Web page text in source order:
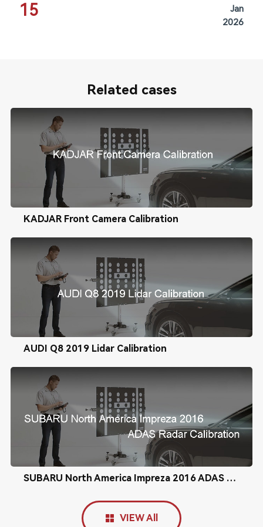
15
Jan
2026
Related cases
KADJAR Front Camera Calibration
AUDI Q8 2019 Lidar Calibration
SUBARU North America Impreza 2016 ADAS Radar Calibration
VIEW All